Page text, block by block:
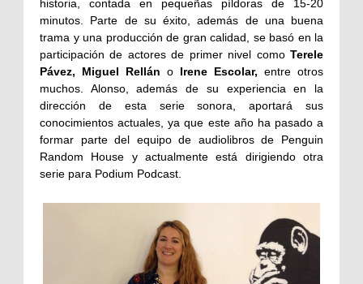
historia, contada en pequeñas píldoras de 15-20
minutos. Parte de su éxito, además de una buena
trama y una producción de gran calidad, se basó en la
participación de actores de primer nivel como Terele
Pávez, Miguel Rellán o Irene Escolar, entre otros
muchos. Alonso, además de su experiencia en la
dirección de esta serie sonora, aportará sus
conocimientos actuales, ya que este año ha pasado a
formar parte del equipo de audiolibros de Penguin
Random House y actualmente está dirigiendo otra
serie para Podium Podcast.